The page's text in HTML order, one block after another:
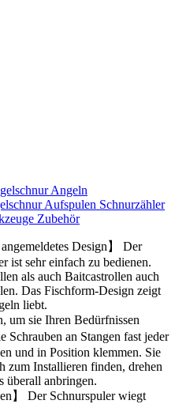
Angeln
Aufspulen Schnurzähler
Zubehör
Design】 Der
ist sehr einfach zu bedienen.
als auch Baitcastrollen auch
Das Fischform-Design zeigt
liebt.
um sie Ihren Bedürfnissen
Schrauben an Stangen fast jeder
und in Position klemmen. Sie
zum Installieren finden, drehen
überall anbringen.
】 Der Schnurspuler wiegt